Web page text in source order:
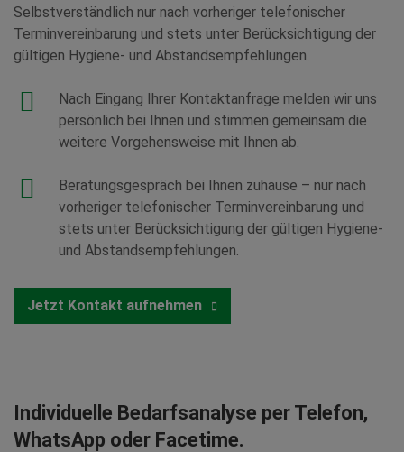
Selbstverständlich nur nach vorheriger telefonischer
Terminvereinbarung und stets unter Berücksichtigung der
gültigen Hygiene- und Abstandsempfehlungen.
Nach Eingang Ihrer Kontaktanfrage melden wir uns
persönlich bei Ihnen und stimmen gemeinsam die
weitere Vorgehensweise mit Ihnen ab.
Beratungsgespräch bei Ihnen zuhause – nur nach
vorheriger telefonischer Terminvereinbarung und
stets unter Berücksichtigung der gültigen Hygiene-
und Abstandsempfehlungen.
Jetzt Kontakt aufnehmen
Individuelle Bedarfsanalyse per Telefon,
WhatsApp oder Facetime.